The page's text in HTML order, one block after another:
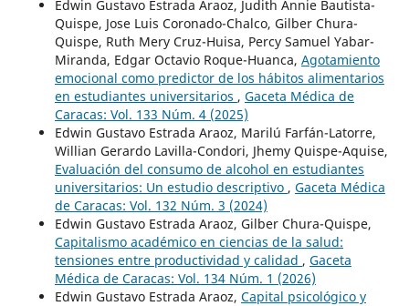
Edwin Gustavo Estrada Araoz, Judith Annie Bautista-
Quispe, Jose Luis Coronado-Chalco, Gilber Chura-
Quispe, Ruth Mery Cruz-Huisa, Percy Samuel Yabar-
Miranda, Edgar Octavio Roque-Huanca, Agotamiento
emocional como predictor de los hábitos alimentarios
en estudiantes universitarios , Gaceta Médica de
Caracas: Vol. 133 Núm. 4 (2025)
Edwin Gustavo Estrada Araoz, Marilú Farfán-Latorre,
Willian Gerardo Lavilla-Condori, Jhemy Quispe-Aquise,
Evaluación del consumo de alcohol en estudiantes
universitarios: Un estudio descriptivo , Gaceta Médica
de Caracas: Vol. 132 Núm. 3 (2024)
Edwin Gustavo Estrada Araoz, Gilber Chura-Quispe,
Capitalismo académico en ciencias de la salud:
tensiones entre productividad y calidad , Gaceta
Médica de Caracas: Vol. 134 Núm. 1 (2026)
Edwin Gustavo Estrada Araoz, Capital psicológico y